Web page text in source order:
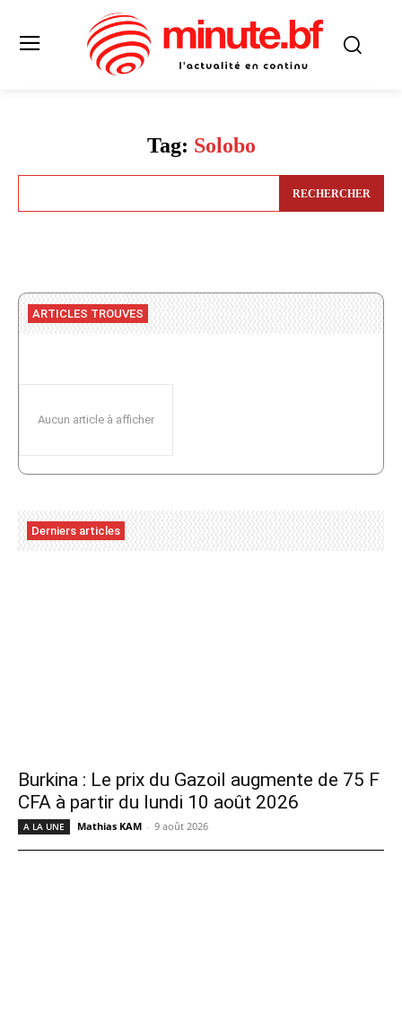
Tag: Solobo
RECHERCHER
ARTICLES TROUVES
Aucun article à afficher
Derniers articles
Burkina : Le prix du Gazoil augmente de 75 F
CFA à partir du lundi 10 août 2026
A LA UNE Mathias KAM - 9 août 2026